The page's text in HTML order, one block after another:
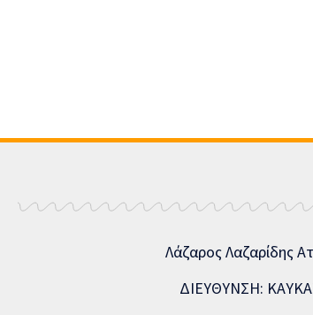
Λάζαρος Λαζαρίδης
ΔΙΕΥΘΥΝΣΗ: